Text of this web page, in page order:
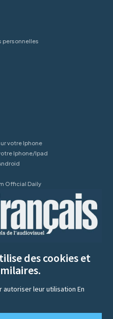
personnelles
votre Iphone
Iphone/Ipad
Official Daily
des cookies et
autoriser leur utilisationEn